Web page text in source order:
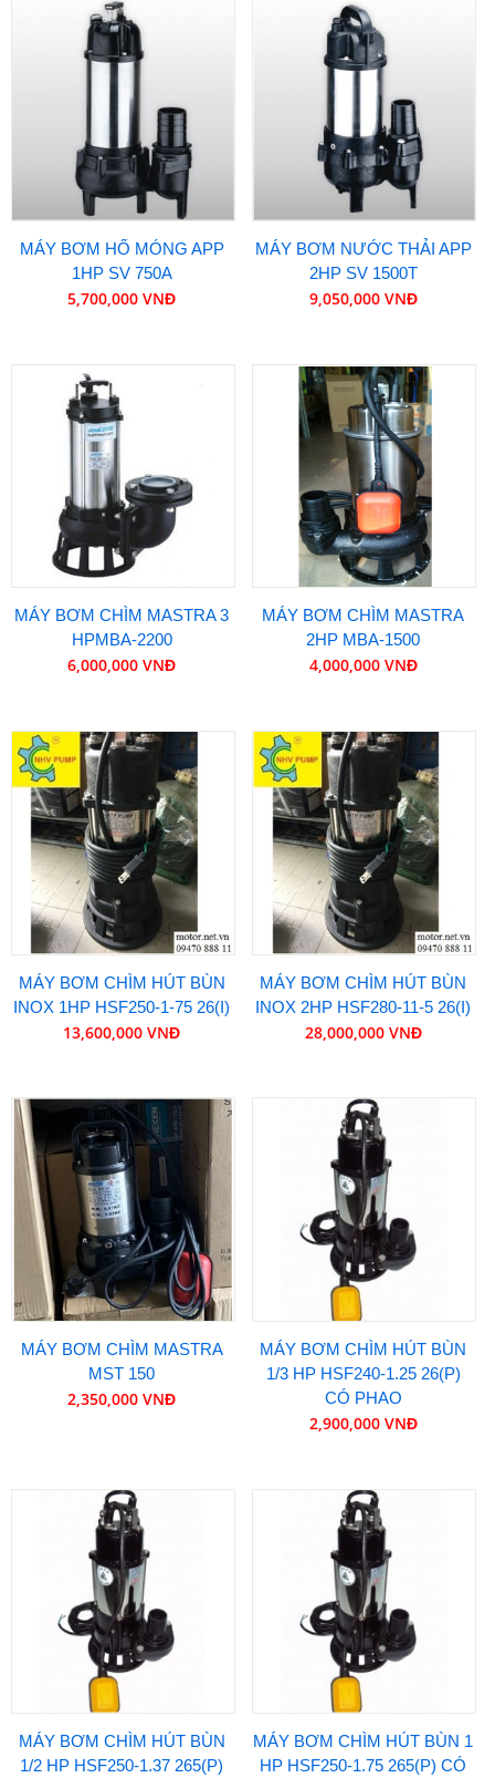
MÁY BƠM HỐ MÓNG APP
1HP SV 750A
5,700,000 VNĐ
MÁY BƠM NƯỚC THẢI APP
2HP SV 1500T
9,050,000 VNĐ
MÁY BƠM CHÌM MASTRA 3
HPMBA-2200
6,000,000 VNĐ
MÁY BƠM CHÌM MASTRA
2HP MBA-1500
4,000,000 VNĐ
MÁY BƠM CHÌM HÚT BÙN
INOX 1HP HSF250-1-75 26(I)
13,600,000 VNĐ
MÁY BƠM CHÌM HÚT BÙN
INOX 2HP HSF280-11-5 26(I)
28,000,000 VNĐ
MÁY BƠM CHÌM MASTRA
MST 150
2,350,000 VNĐ
MÁY BƠM CHÌM HÚT BÙN
1/3 HP HSF240-1.25 26(P)
CÓ PHAO
2,900,000 VNĐ
MÁY BƠM CHÌM HÚT BÙN
1/2 HP HSF250-1.37 265(P)
MÁY BƠM CHÌM HÚT BÙN 1
HP HSF250-1.75 265(P) CÓ